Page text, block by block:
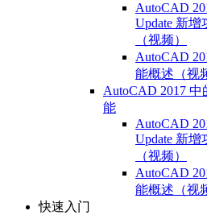
AutoCAD
Update 新增
（视频）
AutoCAD
能概述（视
AutoCAD 2017 中
能
AutoCAD
Update 新增
（视频）
AutoCAD
能概述（视
快速入门